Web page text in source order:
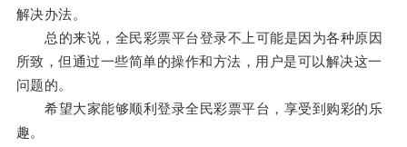
解决办法。
总的来说，全民彩票平台登录不上可能是因为各种原因
所致，但通过一些简单的操作和方法，用户是可以解决这一
问题的。
希望大家能够顺利登录全民彩票平台，享受到购彩的乐
趣。